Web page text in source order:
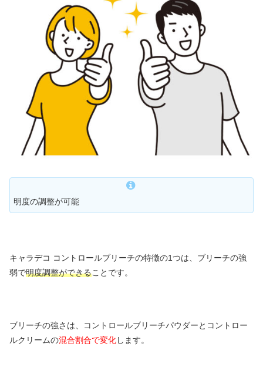
明度の調整が可能
キャラデコ コントロールブリーチの特徴の1つは、ブリーチの強
弱で明度調整ができることです。
ブリーチの強さは、コントロールブリーチパウダーとコントロー
ルクリームの混合割合で変化します。